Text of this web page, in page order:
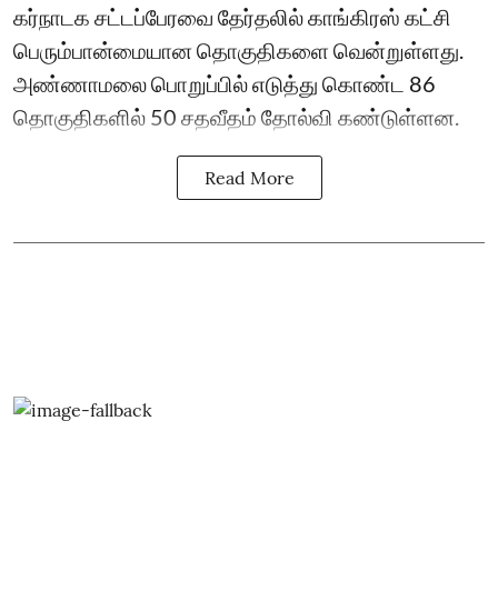
கர்நாடக சட்டப்பேரவை தேர்தலில் காங்கிரஸ் கட்சி
பெரும்பான்மையான தொகுதிகளை வென்றுள்ளது.
அண்ணாமலை பொறுப்பில் எடுத்து கொண்ட 86
தொகுதிகளில் 50 சதவீதம் தோல்வி கண்டுள்ளன.
Read More